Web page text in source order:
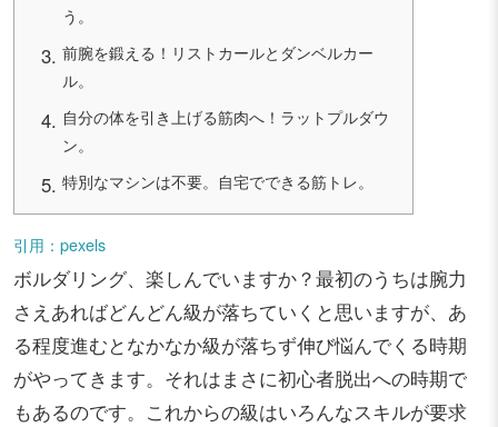
う。
前腕を鍛える！リストカールとダンベルカー
ル。
自分の体を引き上げる筋肉へ！ラットプルダウ
ン。
特別なマシンは不要。自宅でできる筋トレ。
引用：pexels
ボルダリング、楽しんでいますか？最初のうちは腕力
さえあればどんどん級が落ちていくと思いますが、あ
る程度進むとなかなか級が落ちず伸び悩んでくる時期
がやってきます。それはまさに初心者脱出への時期で
もあるのです。これからの級はいろんなスキルが要求